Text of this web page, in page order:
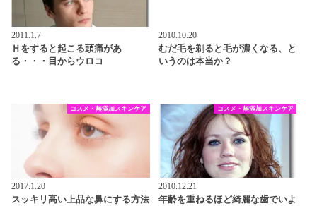
2011.1.7
Ｈをすると起こる頭痛があ
る・・・目からウロコ
2010.10.20
むだ毛を剃ると毛が濃くなる、と
いうのは本当か？
コスメ・無添加スキンケア
2017.1.20
スッキリ高い上品な鼻にする方法
コスメ・無添加スキンケア
2010.12.21
年齢を重ねるほど綺麗な歯でいよ